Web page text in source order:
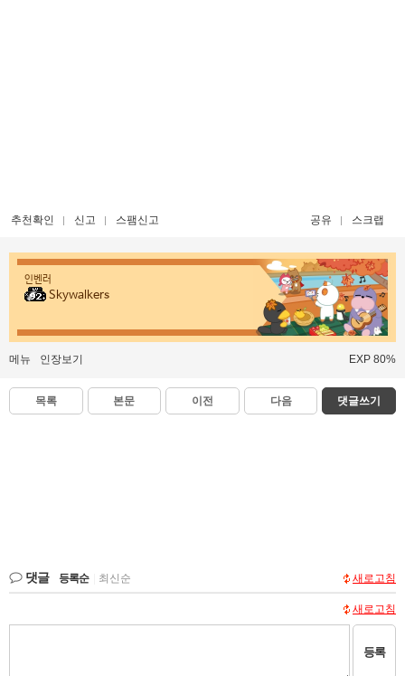
추천확인 신고 스팸신고 공유 스크랩
인벤러
Skywalkers
메뉴 인장보기 EXP 80%
목록 본문 이전 다음 댓글쓰기
댓글 등록순 최신순 새로고침
새로고침
등록